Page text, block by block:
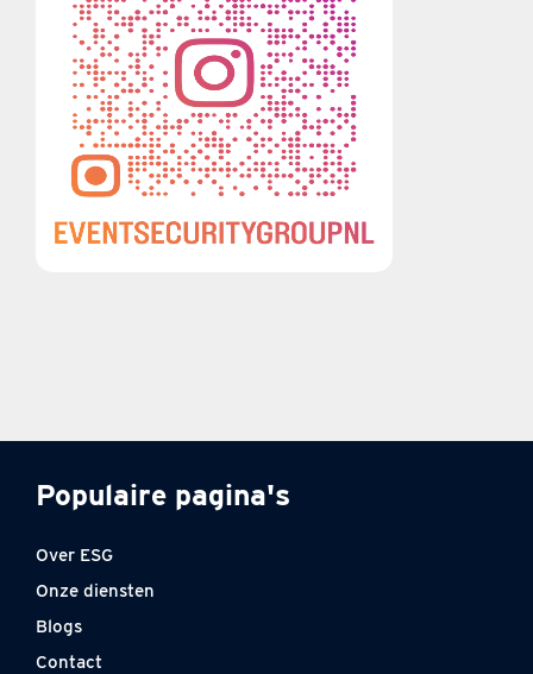
Populaire pagina's
Over ESG
Onze diensten
Blogs
Contact